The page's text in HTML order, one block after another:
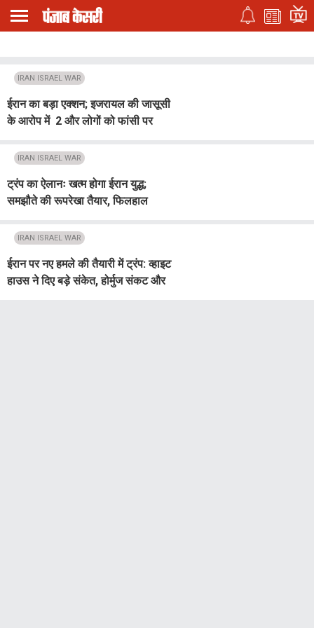
IRAN ISRAEL WAR
ईरान का बड़ा एक्शन; इजरायल की जासूसी
के आरोप में 2 और लोगों को फांसी पर
IRAN ISRAEL WAR
ट्रंप का ऐलानः खत्म होगा ईरान युद्ध;
समझौते की रूपरेखा तैयार, फिलहाल
IRAN ISRAEL WAR
ईरान पर नए हमले की तैयारी में ट्रंप: व्हाइट
हाउस ने दिए बड़े संकेत, होर्मुज संकट और